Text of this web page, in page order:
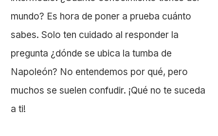
mundo? Es hora de poner a prueba cuánto
sabes. Solo ten cuidado al responder la
pregunta ¿dónde se ubica la tumba de
Napoleón? No entendemos por qué, pero
muchos se suelen confudir. ¡Qué no te suceda
a ti!